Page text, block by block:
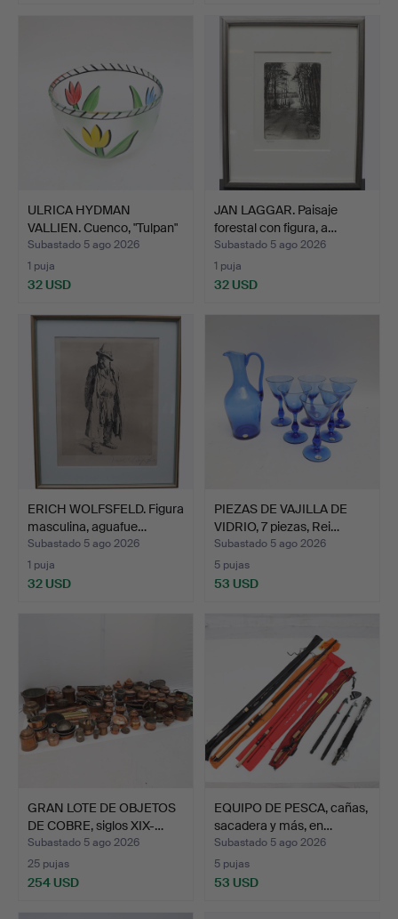
ULRICA HYDMAN
VALLIEN. Cuenco, "Tulpan"
co…
Subastado 5 ago 2026
1 puja
32 USD
JAN LAGGAR. Paisaje
forestal con figura, a…
Subastado 5 ago 2026
1 puja
32 USD
ERICH WOLFSFELD. Figura
masculina, aguafue…
Subastado 5 ago 2026
1 puja
32 USD
PIEZAS DE VAJILLA DE
VIDRIO, 7 piezas, Rei…
Subastado 5 ago 2026
5 pujas
53 USD
GRAN LOTE DE OBJETOS
DE COBRE, siglos XIX-…
Subastado 5 ago 2026
25 pujas
254 USD
EQUIPO DE PESCA, cañas,
sacadera y más, en…
Subastado 5 ago 2026
5 pujas
53 USD